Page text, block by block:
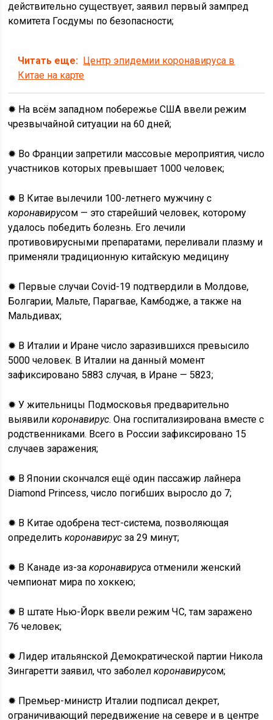
действительно существует, заявил первый зампред
комитета Госдумы по безопасности;
Читать еще: Центр эпидемии коронавируса в
Китае на карте
✹ На всём западном побережье США ввели режим
чрезвычайной ситуации на 60 дней;
✹ Во Франции запретили массовые мероприятия, число
участников которых превышает 1000 человек;
✹ В Китае вылечили 100-летнего мужчину с
коронавирусом — это старейший человек, которому
удалось победить болезнь. Его лечили
противовирусными препаратами, переливали плазму и
применяли традиционную китайскую медицину
✹ Первые случаи Covid-19 подтвердили в Молдове,
Болгарии, Мальте, Парагвае, Камбодже, а также на
Мальдивах;
✹ В Италии и Иране число заразившихся превысило
5000 человек. В Италии на данный момент
зафиксировано 5883 случая, в Иране — 5823;
✹ У жительницы Подмосковья предварительно
выявиликоронавирус. Она госпитализирована вместе с
родственниками. Всего в России зафиксировано 15
случаев заражения;
✹ В Японии скончался ещё один пассажир лайнера
Diamond Princess, число погибших выросло до 7;
✹ В Китае одобрена тест-система, позволяющая
определитькоронавирус за 29 минут;
✹ В Канаде из-закоронавируса отменили женский
чемпионат мира по хоккею;
✹ В штате Нью-Йорк ввели режим ЧС, там заражено
76 человек;
✹ Лидер итальянской Демократической партии Никола
Зингаретти заявил, что заболелкоронавирусом;
✹ Премьер-министр Италии подписал декрет,
ограничивающий передвижение на севере и в центре